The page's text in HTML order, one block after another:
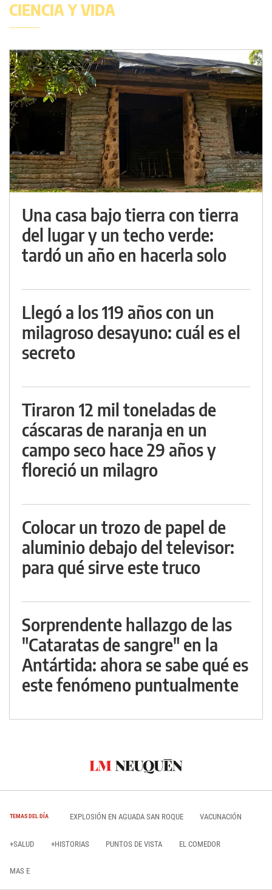
CIENCIA Y VIDA
Una casa bajo tierra con tierra
del lugar y un techo verde:
tardó un año en hacerla solo
Llegó a los 119 años con un
milagroso desayuno: cuál es el
secreto
Tiraron 12 mil toneladas de
cáscaras de naranja en un
campo seco hace 29 años y
floreció un milagro
Colocar un trozo de papel de
aluminio debajo del televisor:
para qué sirve este truco
Sorprendente hallazgo de las
"Cataratas de sangre" en la
Antártida: ahora se sabe qué es
este fenómeno puntualmente
TEMAS DEL DÍA EXPLOSIÓN EN AGUADA SAN ROQUE VACUNACIÓN
+SALUD +HISTORIAS PUNTOS DE VISTA EL COMEDOR
MAS E